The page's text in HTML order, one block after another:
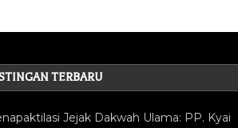
TERBARU
Jejak Dakwah Ulama: PP. Kyai